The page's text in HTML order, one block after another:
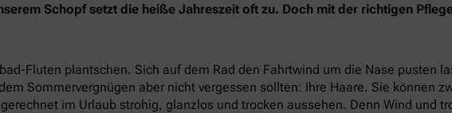
Schopf setzt die heiße Jahreszeit oft zu. Doch mit der richtigen
Fluten plantschen. Sich auf dem Rad den Fahrtwind um die Nase pusten
Sommervergnügen aber nicht vergessen sollten: Ihre Haare. Sie können
im Urlaub strohig, glanzlos und trocken aussehen. Denn Wind und